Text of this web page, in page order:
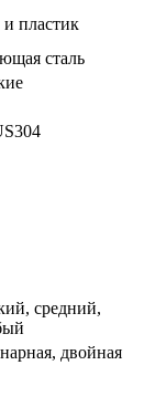
пластик
сталь
средний,
двойная